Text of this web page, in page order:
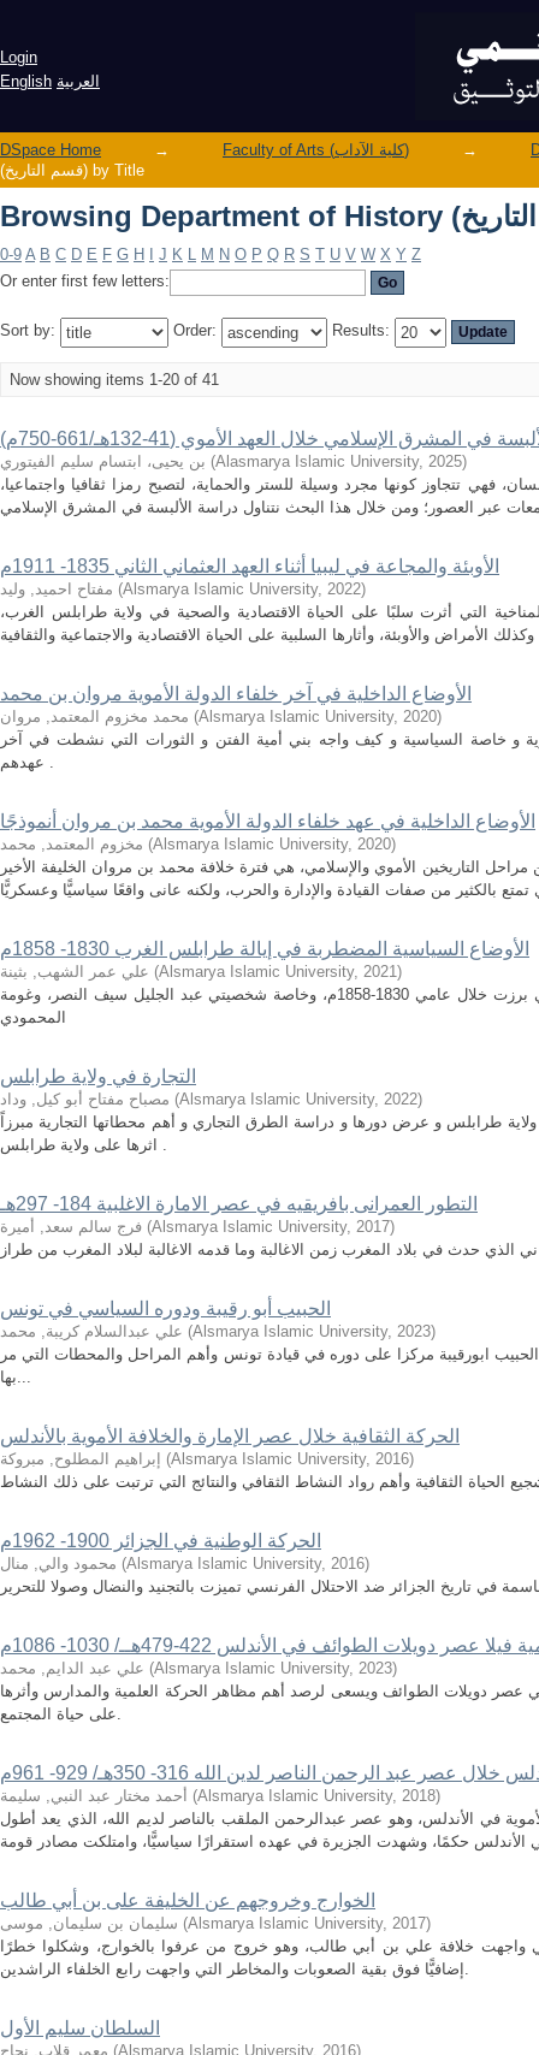
Login
English العربية
DSpace Home → Faculty of Arts (كلية الآداب)
→
(قسم التاريخ) by Title
0-9 A B C D E F G H J K L M N O P Q R S T U V W X Y Z
Or enter first few letters:
Sort by: Order: Results:
Now showing items 1-20 of 41
في المشرق الإسلامي خلال العهد الأموي (41-132هـ/661-750م)
بن يحيى، ابتسام سليم الفيتوري (Alasmarya Islamic University, 2025)
فهي تتجاوز كونها مجرد وسيلة للستر والحماية، لتصبح رمزا ثقافيا واجتماعيا،
الأوبئة والمجاعة في ليبيا أثناء العهد العثماني الثاني 1835- 1911م
مفتاح احميد, وليد (Alsmarya Islamic University, 2022)
التي أثرت سلبًا على الحياة الاقتصادية والصحية في ولاية طرابلس الغرب،
الأوضاع الداخلية في آخر خلفاء الدولة الأموية مروان بن محمد
محمد مخزوم المعتمد, مروان (Alsmarya Islamic University, 2020)
و خاصة السياسية و كيف واجه بني أمية الفتن و الثورات التي نشطت في آخر
عهدهم .
الأوضاع الداخلية في عهد خلفاء الدولة الأموية محمد بن مروان أنموذجًا
مخزوم المعتمد, محمد (Alsmarya Islamic University, 2020)
التاريخين الأموي والإسلامي، هي فترة خلافة محمد بن مروان الخليفة الأخير
الأوضاع السياسية المضطربة في إيالة طرابلس الغرب 1830- 1858م
علي عمر الشهب, بثينة (Alsmarya Islamic University, 2021)
يهدف البحث إلى التعريف بالقيادات الليبية التي برزت خلال عامي 1830-1858م، وخاصة شخصيتي عبد الجليل سيف النصر، وغومة
المحمودي
التجارة في ولاية طرابلس
مصباح مفتاح أبو كيل, وداد (Alsmarya Islamic University, 2022)
طرابلس و عرض دورها و دراسة الطرق التجاري و أهم محطاتها التجارية مبرزاً
اثرها على ولاية طرابلس .
التطور العمرانى بافريقيه في عصر الامارة الاغلبية 184- 297هـ
فرج سالم سعد, أميرة (Alsmarya Islamic University, 2017)
الذي حدث في بلاد المغرب زمن الاغالبة وما قدمه الاغالبة لبلاد المغرب من طراز
الحبيب أبو رقيبة ودوره السياسي في تونس
علي عبدالسلام كريبة, محمد (Alsmarya Islamic University, 2023)
الحبيب ابورقيبة مركزا على دوره في قيادة تونس وأهم المراحل والمحطات التي مر
بها...
الحركة الثقافية خلال عصر الإمارة والخلافة الأموية بالأندلس
إبراهيم المطلوح, مبروكة (Alsmarya Islamic University, 2016)
الحياة الثقافية وأهم رواد النشاط الثقافي والنتائج التي ترتبت على ذلك النشاط
الحركة الوطنية في الجزائر 1900- 1962م
محمود والي, منال (Alsmarya Islamic University, 2016)
في تاريخ الجزائر ضد الاحتلال الفرنسي تميزت بالتجنيد والنضال وصولا للتحرير
عصر دويلات الطوائف في الأندلس 422-479هــ/ 1030- 1086م
علي عبد الدايم, محمد (Alsmarya Islamic University, 2023)
عصر دويلات الطوائف ويسعى لرصد أهم مظاهر الحركة العلمية والمدارس وأثرها
على حياة المجتمع.
عصر عبد الرحمن الناصر لدين الله 316- 350هـ/ 929- 961م
أحمد مختار عبد النبي, سليمة (Alsmarya Islamic University, 2018)
في الأندلس، وهو عصر عبدالرحمن الملقب بالناصر لديم الله، الذي يعد أطول
الخوارج وخروجهم عن الخليفة على بن أبي طالب
سليمان بن سليمان, موسى (Alsmarya Islamic University, 2017)
واجهت خلافة علي بن أبي طالب، وهو خروج من عرفوا بالخوارج، وشكلوا خطرًا
إضافيًّا فوق بقية الصعوبات والمخاطر التي واجهت رابع الخلفاء الراشدين.
السلطان سليم الأول
معمر قلاب, نجاح (Alsmarya Islamic University, 2016)